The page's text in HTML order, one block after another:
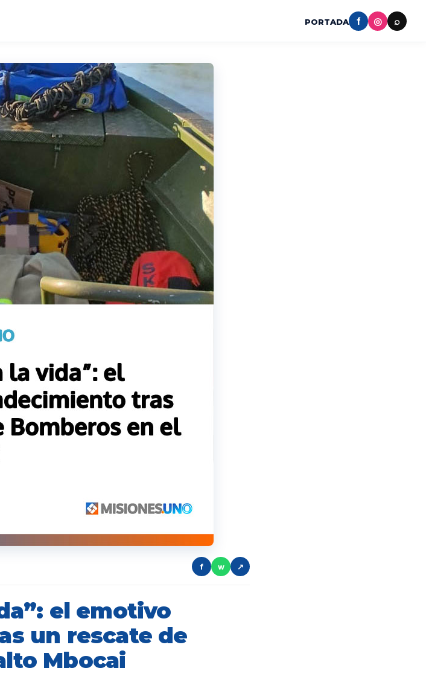
PORTADA f ◎ ⌕
f w ↗
el emotivo
un rescate de
Mbocai